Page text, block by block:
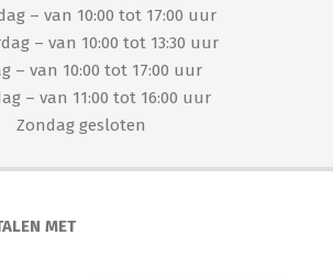
– van 10:00 tot 17:00 uur
– van 10:00 tot 13:30 uur
– van 10:00 tot 17:00 uur
– van 11:00 tot 16:00 uur
Zondag gesloten
MET